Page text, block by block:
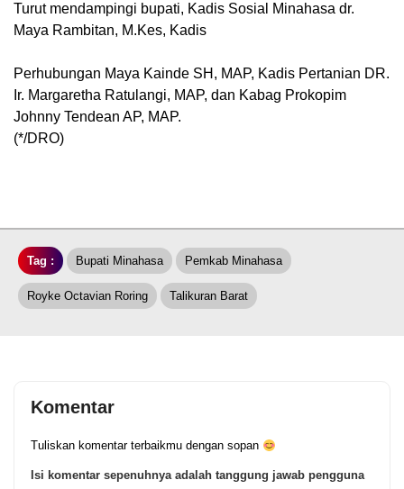
Turut mendampingi bupati, Kadis Sosial Minahasa dr.
Maya Rambitan, M.Kes, Kadis
Perhubungan Maya Kainde SH, MAP, Kadis Pertanian DR.
Ir. Margaretha Ratulangi, MAP, dan Kabag Prokopim
Johnny Tendean AP, MAP.
(*/DRO)
Tag : Bupati Minahasa Pemkab Minahasa
Royke Octavian Roring Talikuran Barat
Komentar
Tuliskan komentar terbaikmu dengan sopan
Isi komentar sepenuhnya adalah tanggung jawab pengguna